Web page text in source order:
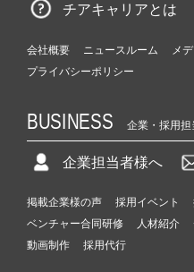
チアキャリアとは
会社概要 ニュースルーム
メ
プライバシーポリシー
BUSINESS 企業・採用担
企業担当者様へ
掲載企業様の声 採用イベント
ベンチャー合同研修
人材紹介
動画制作
採用代行